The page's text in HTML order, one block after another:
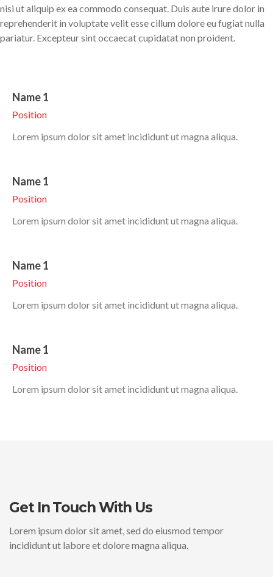
nisi ut aliquip ex ea commodo consequat. Duis aute irure dolor in
reprehenderit in voluptate velit esse cillum dolore eu fugiat nulla
pariatur. Excepteur sint occaecat cupidatat non proident.
Name 1
Position
Lorem ipsum dolor sit amet incididunt ut magna aliqua.
Name 1
Position
Lorem ipsum dolor sit amet incididunt ut magna aliqua.
Name 1
Position
Lorem ipsum dolor sit amet incididunt ut magna aliqua.
Name 1
Position
Lorem ipsum dolor sit amet incididunt ut magna aliqua.
Get In Touch With Us
Lorem ipsum dolor sit amet, sed do eiusmod tempor
incididunt ut labore et dolore magna aliqua.